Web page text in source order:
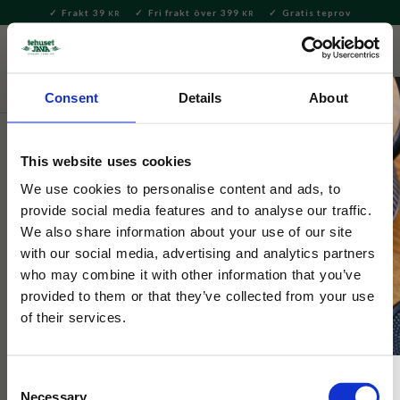
Consent Details About
This website uses cookies
We use cookies to personalise content and ads, to
provide social media features and to analyse our traffic.
We also share information about your use of our site
with our social media, advertising and analytics partners
who may combine it with other information that you’ve
provided to them or that they’ve collected from your use
of their services.
Necessary
Meny
Frakt 39 KR Fri frakt över 399 KR Gratis teprov
Delikatesser Kakor & Konfektyr
Grandma Wilds
Kakor Frukt & Citron Med
Hundar 200g
Spröda småkakor med frisk smak av frukt och citron.
Levereras i en charmig tub med hundmotiv.